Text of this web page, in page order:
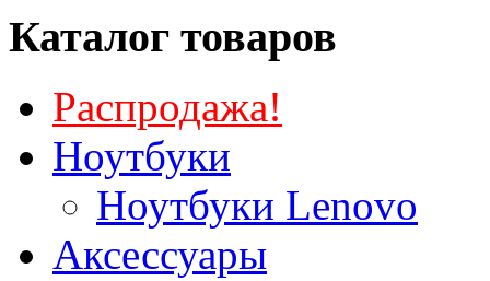
Каталог товаров
Распродажа!
Ноутбуки
Ноутбуки Lenovo
Аксессуары